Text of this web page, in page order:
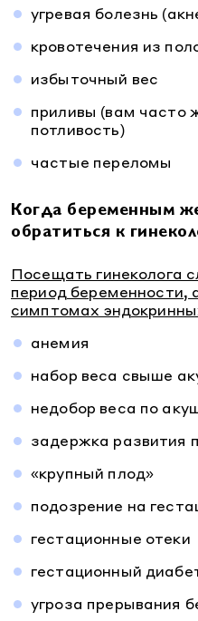
угревая болезнь
кровотечения из
избыточный вес
приливы (вам часто
потливость)
частые переломы
Когда беременным
обратиться к
Посещать гинеколога
период беременности,
симптомах
анемия
набор веса свыше
недобор веса по
задержка развития
«крупный плод»
подозрение на
гестационные отеки
гестационный
угроза прерывания